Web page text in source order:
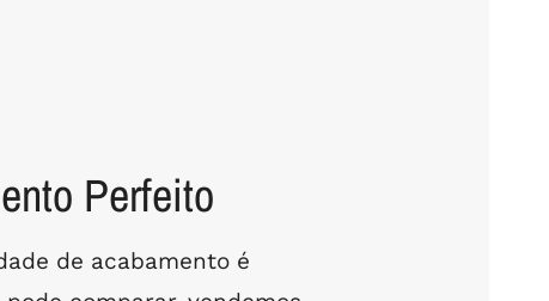
Perfeito
de acabamento é